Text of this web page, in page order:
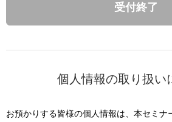
受付終了
個人情報の取り扱い
お預かりする皆様の個人情報は、本セミナ